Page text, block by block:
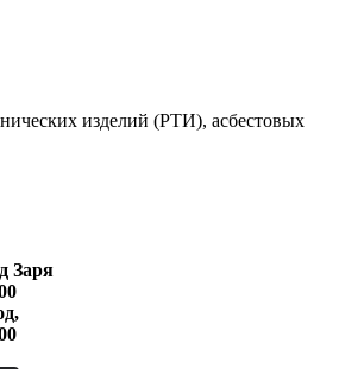
изделий (РТИ), асбестовых
Заря